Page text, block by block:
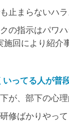
も止まらないハ
の指示はパワハ
施回により紹介
ってる人が普
が、部下の心
修ばかりやっ